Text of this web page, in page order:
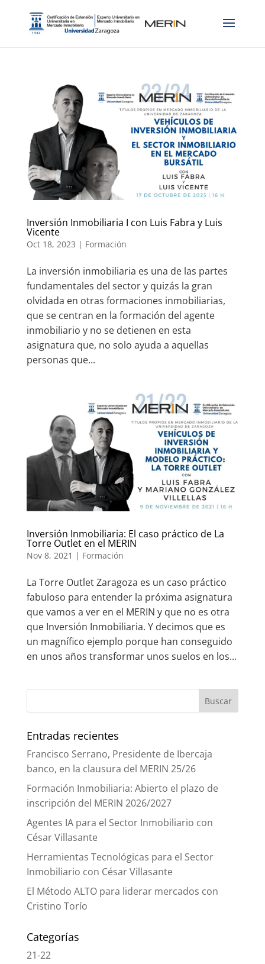
Inversión Inmobiliaria I con Luis Fabra y Luis
Vicente
Oct 18, 2023 | Formación
La inversión inmobiliaria es una de las partes
fundamentales del sector y quizás la gran
olvidada en otras formaciones inmobiliarias,
que se centran en la formación del agente
inmobiliario y no se detienen en esta
asignatura que, no solo ayuda a aquellas
personas que...
Inversión Inmobiliaria: El caso práctico de La
Torre Outlet en el MERIN
Nov 8, 2021 | Formación
La Torre Outlet Zaragoza es un caso práctico
fabuloso para entender la próxima asignatura
que vamos a ver en el MERIN y que no es otra
que Inversión Inmobiliaria. Y decimos que es
un magnífico ejemplo porque han conseguido
en unos años transformar unos suelos en los...
Entradas recientes
Francisco Serrano, Presidente de Ibercaja
banco, en la clausura del MERIN 25/26
Formación Inmobiliaria: Abierto el plazo de
inscripción del MERIN 2026/2027
Agentes IA para el Sector Inmobiliario con
César Villasante
Herramientas Tecnológicas para el Sector
Inmobiliario con César Villasante
El Método ALTO para liderar mercados con
Cristino Torío
Categorías
21-22